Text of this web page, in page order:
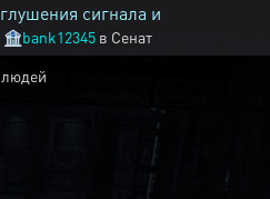
сигнала и
🏦bank12345 в Сенат